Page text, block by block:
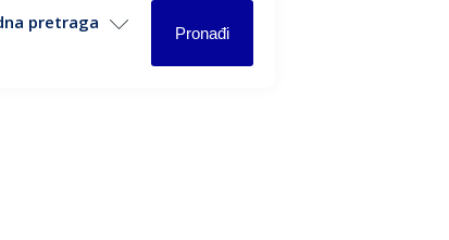
pretraga
Pronađi